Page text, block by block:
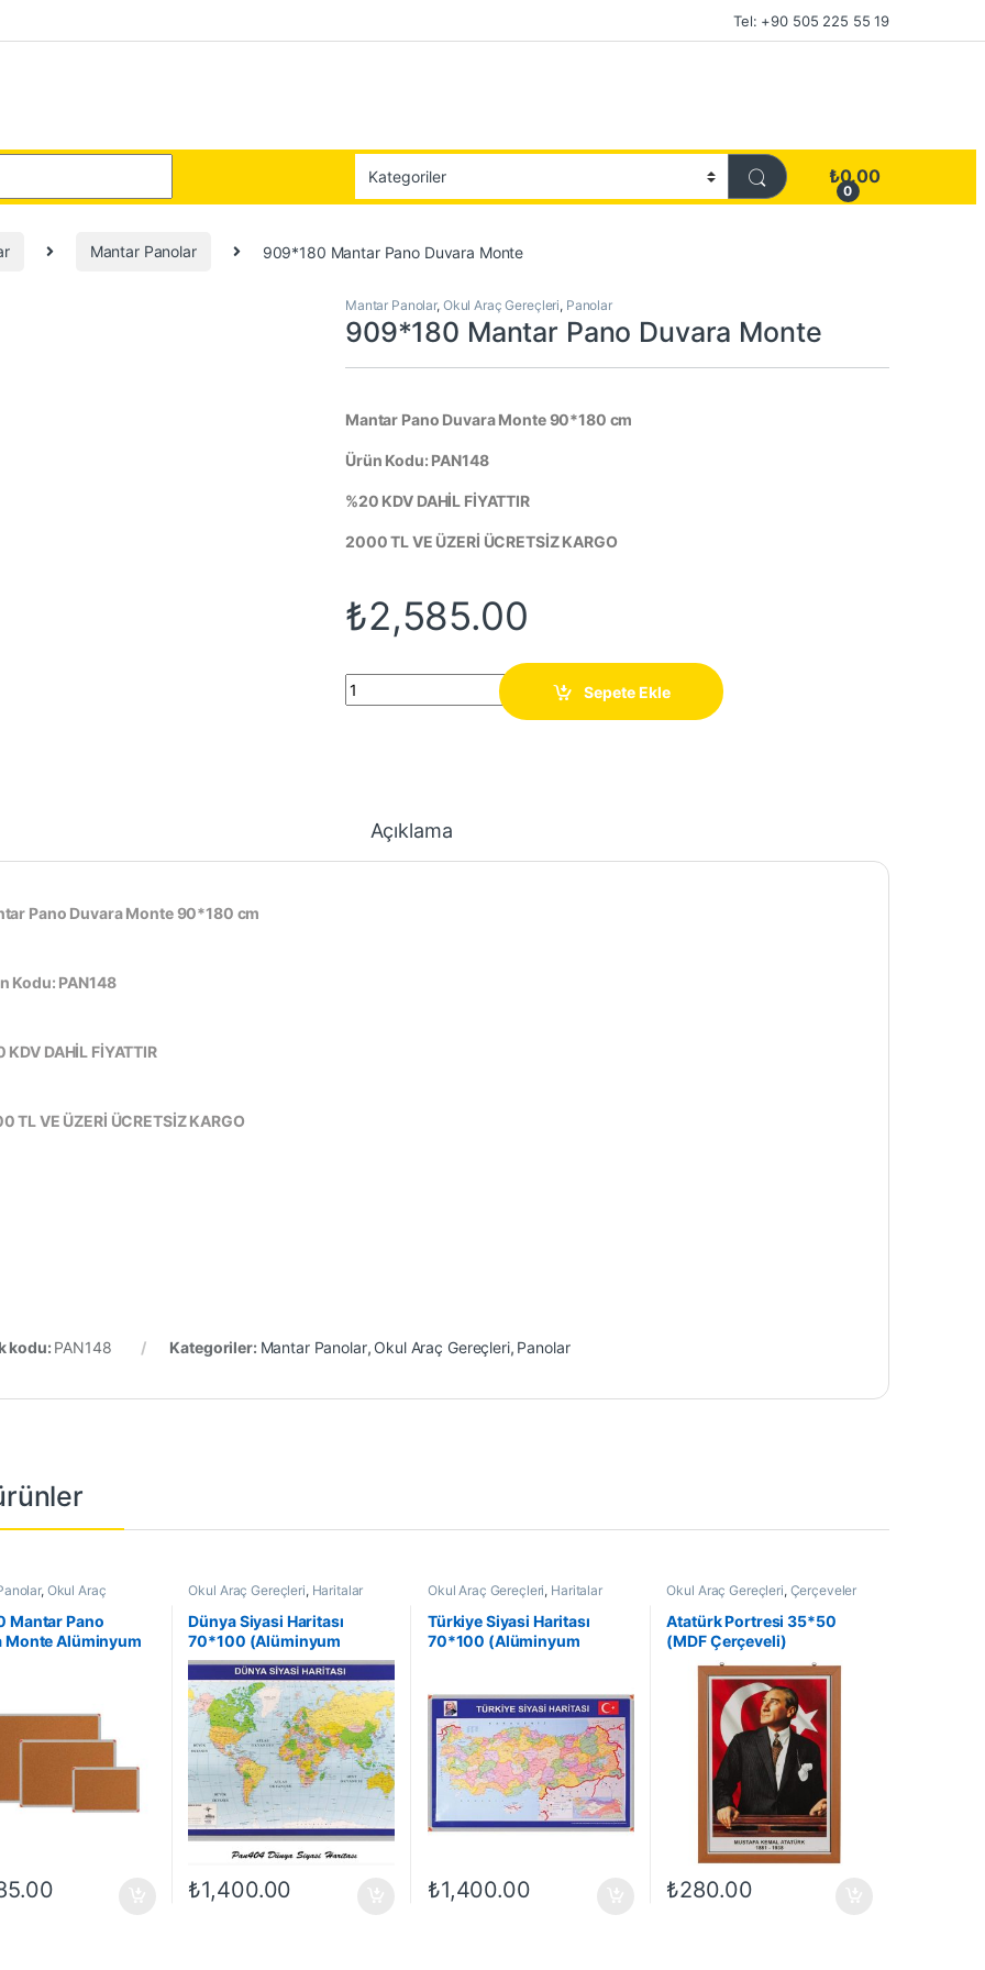
Tel: +90 505 225 55 19
0
₺0.00
Mantar Panolar 909*180 Mantar Pano Duvara Monte
Mantar Panolar, Okul Araç Gereçleri, Panolar
909*180 Mantar Pano Duvara Monte
Mantar Pano Duvara Monte 90*180 cm
Ürün Kodu: PAN148
%20 KDV DAHİL FİYATTIR
2000 TL VE ÜZERİ ÜCRETSİZ KARGO
₺2,585.00
909*180 Mantar Pano Duvara Monte quantity
Sepete Ekle
Açıklama
Pano Duvara Monte 90*180 cm
Kodu: PAN148
KDV DAHİL FİYATTIR
TL VE ÜZERİ ÜCRETSİZ KARGO
kodu: PAN148 Kategoriler: Mantar Panolar, Okul Araç Gereçleri, Panolar
, Okul Araç
Mantar Pano
Monte Alüminyum
Okul Araç Gereçleri, Haritalar
Dünya Siyasi Haritası
70*100 (Alüminyum
Çerçeve)
₺1,400.00
Okul Araç Gereçleri, Haritalar
Türkiye Siyasi Haritası
70*100 (Alüminyum
₺1,400.00
Okul Araç Gereçleri, Çerçeveler
Atatürk Portresi 35*50
(MDF Çerçeveli)
₺280.00